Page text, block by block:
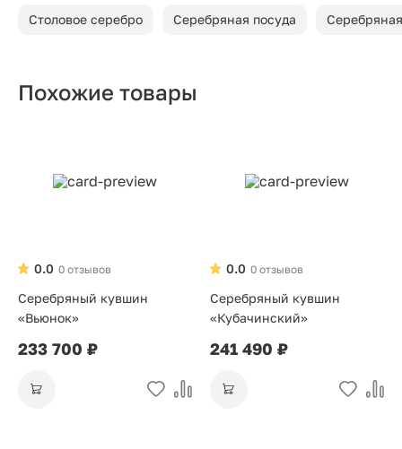
Столовое серебро Серебряная посуда
Похожие товары
0 отзывов
0.0
Серебряный кувшин
«Вьюнок»
233 700 ₽
0 отзывов
0.0
Серебряный кувшин
«Кубачинский»
241 490 ₽